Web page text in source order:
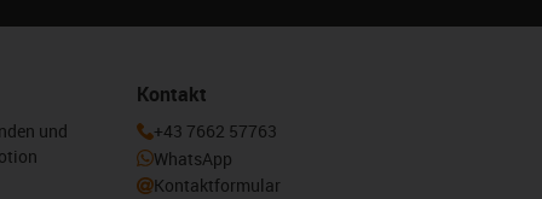
und
Kontakt
+43 7662 57763
WhatsApp
Kontaktformular